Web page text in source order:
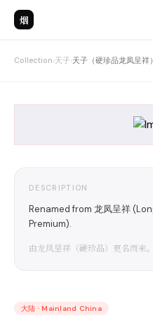
烟
Collection›天子›天子（硬珍品龙凤呈祥）
DESCRIPTION
Renamed from 龙凤呈祥
Premium).
由龙凤呈祥（硬珍品）更名而来。
大陆 · Mainland China